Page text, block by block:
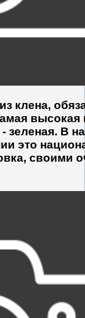
клена,
высокая
зеленая. В
это
своими